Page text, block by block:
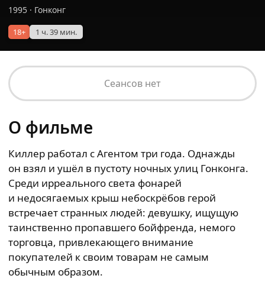
1995 · Гонконг
18+ 1 ч. 39 мин.
Сеансов нет
О фильме
Киллер работал с Агентом три года. Однажды
он взял и ушёл в пустоту ночных улиц Гонконга.
Среди ирреального света фонарей
и недосягаемых крыш небоскрёбов герой
встречает странных людей: девушку, ищущую
таинственно пропавшего бойфренда, немого
торговца, привлекающего внимание
покупателей к своим товарам не самым
обычным образом.